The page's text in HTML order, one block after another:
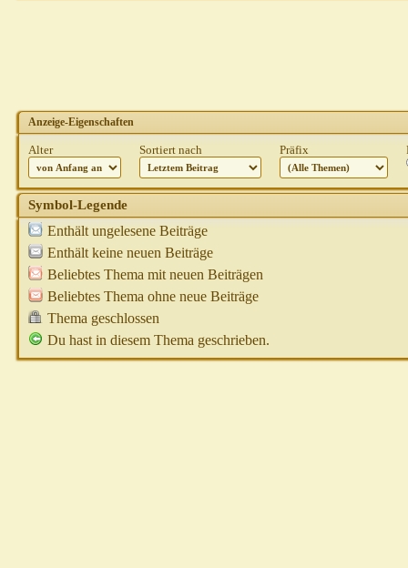
Anzeige-Eigenschaften
Alter Sortiert nach Präfix
Symbol-Legende
Enthält ungelesene Beiträge
Enthält keine neuen Beiträge
Beliebtes Thema mit neuen Beiträgen
Beliebtes Thema ohne neue Beiträge
Thema geschlossen
Du hast in diesem Thema geschrieben.